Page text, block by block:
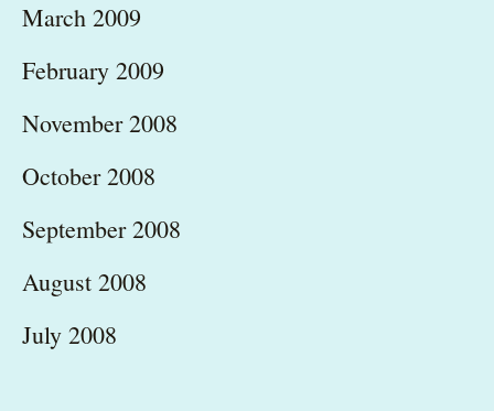
March 2009
February 2009
November 2008
October 2008
September 2008
August 2008
July 2008